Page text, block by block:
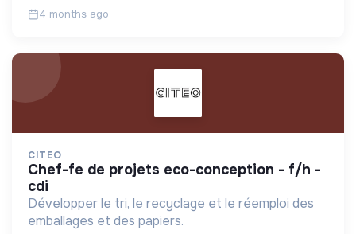
4 months ago
CITEO
chef-fe de projets eco-conception - f/h -
cdi
Développer le tri, le recyclage et le réemploi des
emballages et des papiers.